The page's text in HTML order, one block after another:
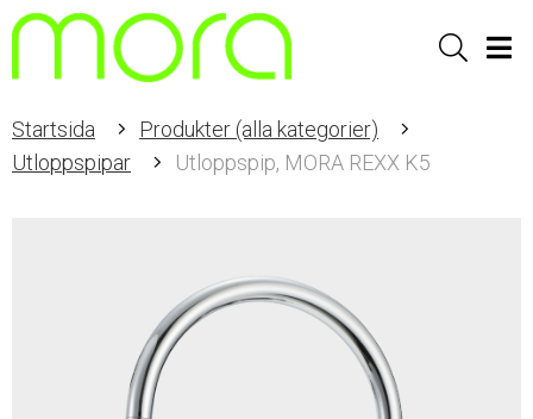
Sök
Startsida
Produkter (alla kategorier)
Utloppspipar
Utloppspip, MORA REXX K5